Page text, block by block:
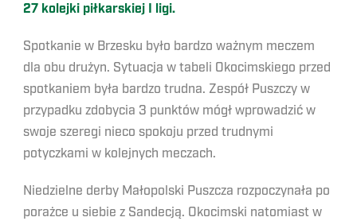
27 kolejki piłkarskiej I ligi.
Spotkanie w Brzesku było bardzo ważnym meczem
dla obu drużyn. Sytuacja w tabeli Okocimskiego przed
spotkaniem była bardzo trudna. Zespół Puszczy w
przypadku zdobycia 3 punktów mógł wprowadzić w
swoje szeregi nieco spokoju przed trudnymi
potyczkami w kolejnych meczach.
Niedzielne derby Małopolski Puszcza rozpoczynała po
porażce u siebie z Sandecją. Okocimski natomiast w